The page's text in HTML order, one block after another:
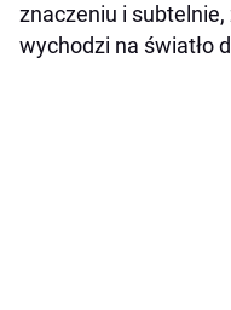
znaczeniu i
wychodzi na światło